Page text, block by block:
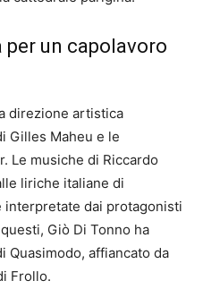
per un capolavoro
direzione artistica
Gilles Maheu e le
Le musiche di Riccardo
liriche italiane di
interpretate dai protagonisti
Giò Di Tonno ha
Quasimodo, affiancato da
Frollo.